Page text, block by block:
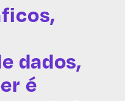
dados,
é